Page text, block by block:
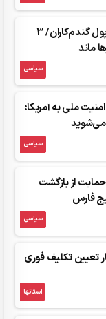
تعلل دولت در پرداخت پول گندم‌کاران/ 3
ماند
سیاسی
ملی به آمریکا:
می‌شوید
سیاسی
حمایت از بازگشت
فارس
سیاسی
تعیین تکلیف فوری
استانها